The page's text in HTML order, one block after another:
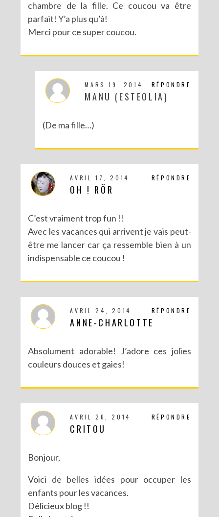
chambre de la fille. Ce coucou va être
parfait! Y’a plus qu’à!
Merci pour ce super coucou.
RÉPONDRE
MARS 19, 2014
MANU (ESTEOLIA)
(De ma fille…)
RÉPONDRE
AVRIL 17, 2014
OH ! RÖR
C’est vraiment trop fun !!
Avec les vacances qui arrivent je vais peut-
être me lancer car ça ressemble bien à un
indispensable ce coucou !
RÉPONDRE
AVRIL 24, 2014
ANNE-CHARLOTTE
Absolument adorable! J’adore ces jolies
couleurs douces et gaies!
RÉPONDRE
AVRIL 26, 2014
CRITOU
Bonjour,
Voici de belles idées pour occuper les
enfants pour les vacances.
Délicieux blog !!